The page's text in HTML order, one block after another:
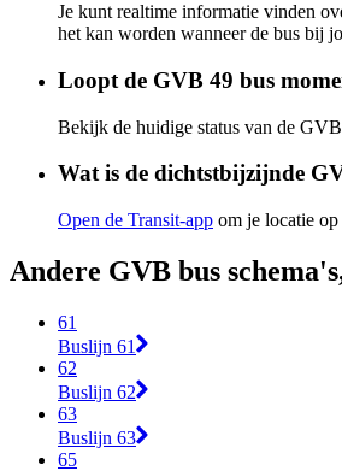
Je kunt realtime informatie vinden
het kan worden wanneer de bus bij
Loopt de GVB 49 bus
Bekijk de huidige status van de
Wat is de dichtstbijzijnde
Open de Transit-app om je locatie
Andere GVB bus
61
Buslijn 61
62
Buslijn 62
63
Buslijn 63
65